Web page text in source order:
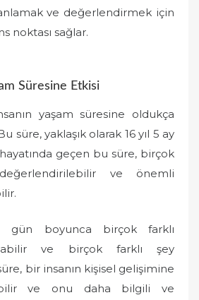
ve değerlendirmek için
noktası sağlar.
Süresine Etkisi
yaşam süresine oldukça
süre, yaklaşık olarak 16 yıl 5 ay
geçen bu süre, birçok
ve önemli
gün boyunca birçok farklı
ve birçok farklı şey
bir insanın kişisel gelişimine
ve onu daha bilgili ve